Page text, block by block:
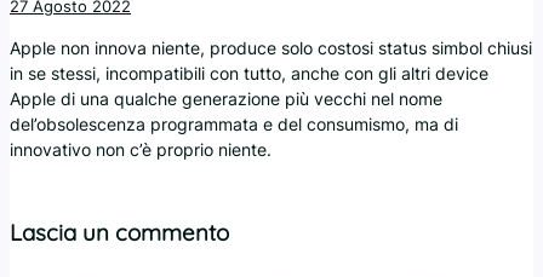
27 Agosto 2022
Apple non innova niente, produce solo costosi status simbol chiusi
in se stessi, incompatibili con tutto, anche con gli altri device
Apple di una qualche generazione più vecchi nel nome
del’obsolescenza programmata e del consumismo, ma di
innovativo non c’è proprio niente.
Lascia un commento